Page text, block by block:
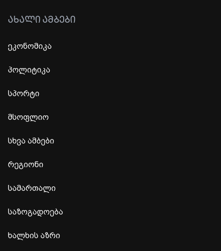
ᲐᲮᲐᲚᲘ ᲐᲛᲑᲔᲑᲘ
ეკონომიკა
პოლიტიკა
სპორტი
მსოფლიო
სხვა ამბები
რეგიონი
სამართალი
საზოგადოება
ხალხის აზრი